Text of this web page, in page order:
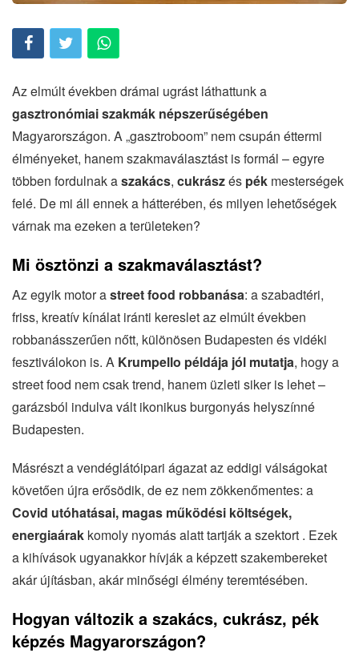
Az elmúlt években drámai ugrást láthattunk a
gasztronómiai szakmák népszerűségében
Magyarországon. A „gasztroboom” nem csupán éttermi
élményeket, hanem szakmaválasztást is formál – egyre
többen fordulnak aszakács, cukrászés pék mesterségek
felé. De mi áll ennek a hátterében, és milyen lehetőségek
várnak ma ezeken a területeken?
Mi ösztönzi a szakmaválasztást?
Az egyik motor astreet food robbanása: a szabadtéri,
friss, kreatív kínálat iránti kereslet az elmúlt években
robbanásszerűen nőtt, különösen Budapesten és vidéki
fesztiválokon is. A Krumpello példája jól mutatja, hogy a
street food nem csak trend, hanem üzleti siker is lehet –
garázsból indulva vált ikonikus burgonyás helyszínné
Budapesten.
Másrészt a vendéglátóipari ágazat az eddigi válságokat
követően újra erősödik, de ez nem zökkenőmentes: a
Covid utóhatásai, magas működési költségek,
energiaárak komoly nyomás alatt tartják a szektort . Ezek
a kihívások ugyanakkor hívják a képzett szakembereket
akár újításban, akár minőségi élmény teremtésében.
Hogyan változik a szakács, cukrász, pék
képzés Magyarországon?